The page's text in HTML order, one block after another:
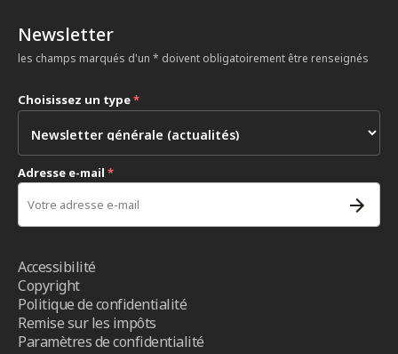
Newsletter
les champs marqués d'un * doivent obligatoirement être renseignés
Choisissez un type*
Adresse e-mail *
Accessibilité
Copyright
Politique de confidentialité
Remise sur les impôts
Paramètres de confidentialité